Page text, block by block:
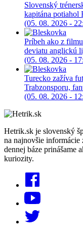
Slovenský
kapitána potiahol
(05. 08. 2026 -
Príbeh ako z
deviatu anglickú
(05. 08. 2026 -
Turecko zažíva
Trabzonsporu,
(05. 08. 2026 -
Hetrik.sk je slovenský
na najnovšie informácie
dennej báze prinášame
kuriozity.